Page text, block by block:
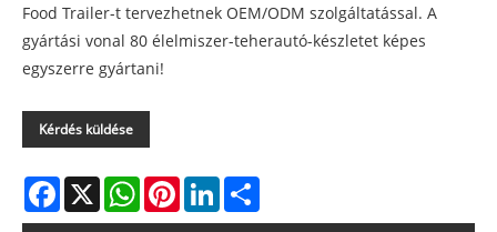
Food Trailer-t tervezhetnek OEM/ODM szolgáltatással. A
gyártási vonal 80 élelmiszer-teherautó-készletet képes
egyszerre gyártani!
Kérdés küldése
Facebook
X WhatsAppPinterestLinkedIn